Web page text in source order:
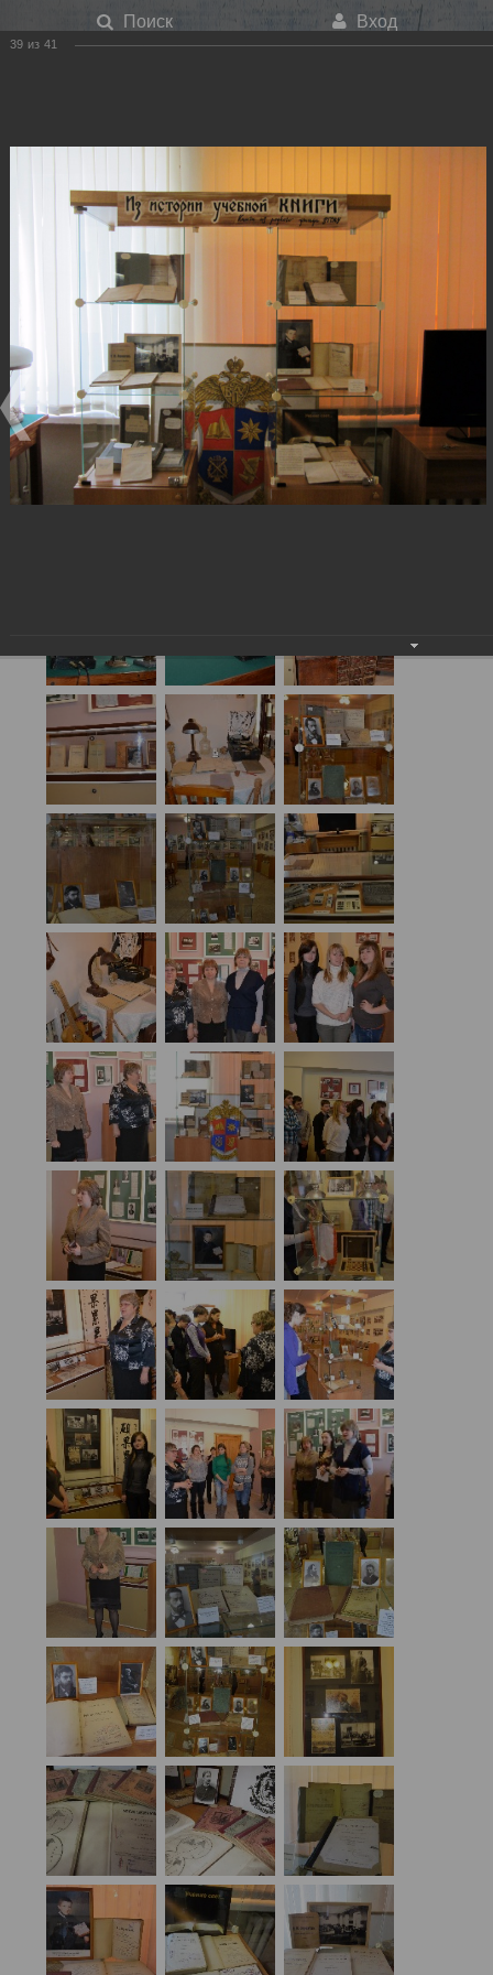
Вход
Поиск
История учебной книги 2012
Главная О библиотеке Фотогалерея
История учебной книги 2012
39 из 41